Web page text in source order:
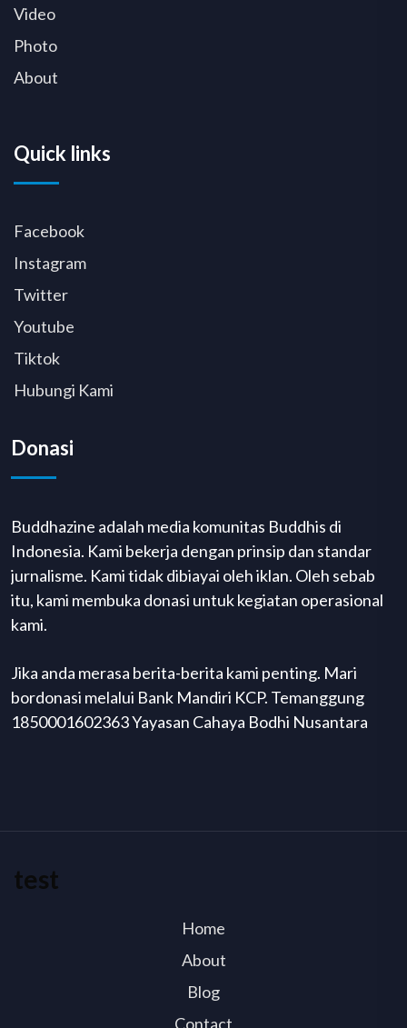
Video
Photo
About
Quick links
Facebook
Instagram
Twitter
Youtube
Tiktok
Hubungi Kami
Donasi
Buddhazine adalah media komunitas Buddhis di
Indonesia. Kami bekerja dengan prinsip dan standar
jurnalisme. Kami tidak dibiayai oleh iklan. Oleh sebab
itu, kami membuka donasi untuk kegiatan operasional
kami.
Jika anda merasa berita-berita kami penting. Mari
bordonasi melalui Bank Mandiri KCP. Temanggung
1850001602363 Yayasan Cahaya Bodhi Nusantara
test
Home
About
Blog
Contact